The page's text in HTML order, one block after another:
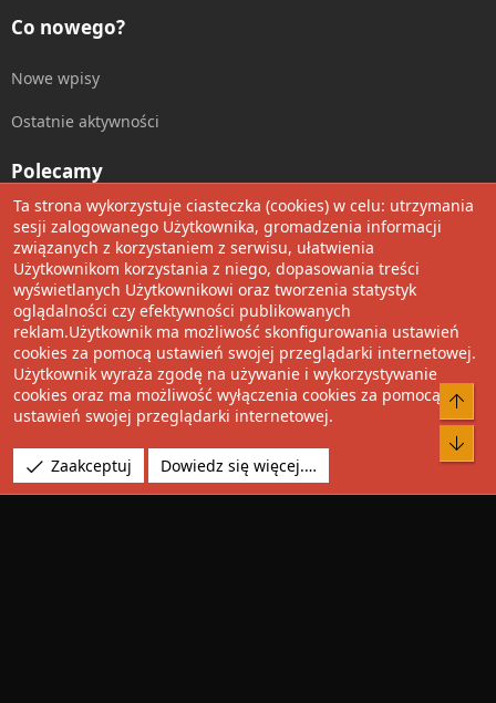
Co nowego?
Nowe wpisy
Ostatnie aktywności
Polecamy
Wolnościowe cytaty
Udostępnij
Facebook
TwitterRedditPinterest
TumblrWhatsApp
Umieść Link
Community platform by XenForo® © 2010-2022 XenForo Ltd.
Pixel Exit
Tłumaczenie wykonane przezXboxForum.pl
Media embeds
via s9e/MediaSites
Ta strona wykorzystuje ciasteczka (cookies) w celu: utrzymania
sesji zalogowanego Użytkownika, gromadzenia informacji
związanych z korzystaniem z serwisu, ułatwienia
Użytkownikom korzystania z niego, dopasowania treści
wyświetlanych Użytkownikowi oraz tworzenia statystyk
oglądalności czy efektywności publikowanych
reklam.Użytkownik ma możliwość skonfigurowania ustawień
cookies za pomocą ustawień swojej przeglądarki internetowej.
Użytkownik wyraża zgodę na używanie i wykorzystywanie
cookies oraz ma możliwość wyłączenia cookies za pomocą
ustawień swojej przeglądarki internetowej.
Zaakceptuj Dowiedz się więcej.…
Do